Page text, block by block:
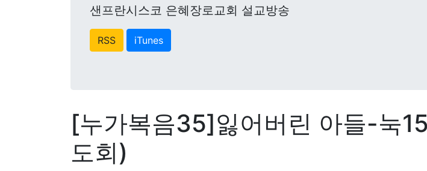
샌프란시스코 은혜장로교회 설교방송
RSS iTunes
[누가복음35]잃어버린 아들-눅
도회)